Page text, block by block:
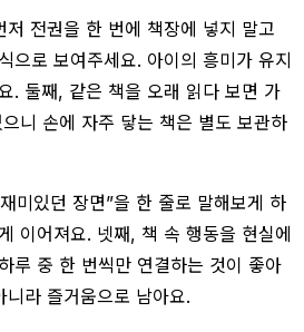
전권을 한 번에 책장에 넣지 말고
으로 보여주세요. 아이의 흥미가 유지
. 둘째, 같은 책을 오래 읽다 보면 가
니 손에 자주 닿는 책은 별도 보관하
미있던 장면”을 한 줄로 말해보게 하
이어져요. 넷째, 책 속 행동을 현실에
루 중 한 번씩만 연결하는 것이 좋아
라 즐거움으로 남아요.